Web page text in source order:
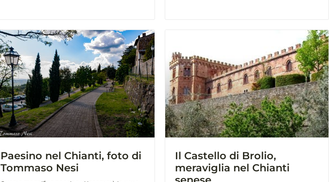
Paesino nel Chianti, foto di
Tommaso Nesi
Il Castello di Brolio,
meraviglia nel Chianti